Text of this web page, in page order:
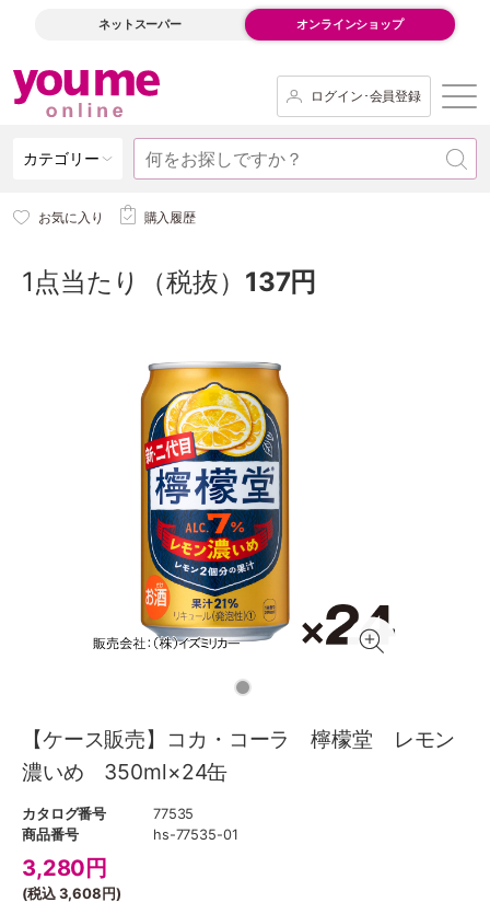
ネットスーパー オンラインショップ
ログイン･会員登録
カテゴリー
お気に入り 購入履歴
1点当たり（税抜） 137円
【ケース販売】コカ・コーラ 檸檬堂 レモン
濃いめ 350ml×24缶
カタログ番号
77535
商品番号
hs-77535-01
3,280 円
(税込3,608円)